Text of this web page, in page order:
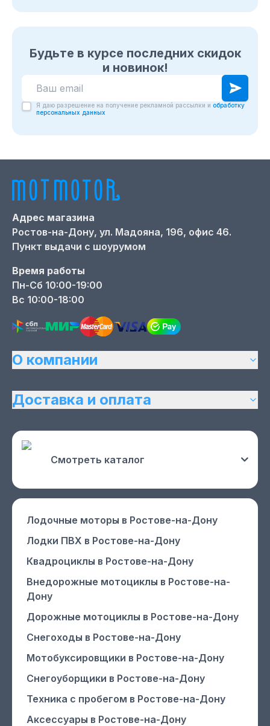
Будьте в курсе последних скидок
и новинок!
Я даю разрешение на получение рекламной рассылки и обработку
персональных данных
Адрес магазина
Ростов-на-Дону, ул. Мадояна, 196, офис 46.
Пункт выдачи с шоурумом
Время работы
Пн-Сб 10:00-19:00
Вс 10:00-18:00
О компании
Доставка и оплата
Смотреть каталог
Лодочные моторы в Ростове-на-Дону
Лодки ПВХ в Ростове-на-Дону
Квадроциклы в Ростове-на-Дону
Внедорожные мотоциклы в Ростове-на-
Дону
Дорожные мотоциклы в Ростове-на-Дону
Снегоходы в Ростове-на-Дону
Мотобуксировщики в Ростове-на-Дону
Снегоуборщики в Ростове-на-Дону
Техника с пробегом в Ростове-на-Дону
Аксессуары в Ростове-на-Дону